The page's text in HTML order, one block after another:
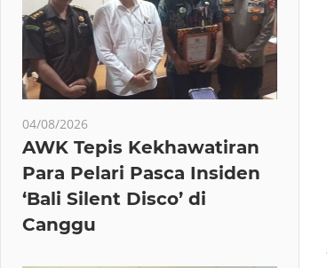
04/08/2026
AWK Tepis Kekhawatiran
Para Pelari Pasca Insiden
‘Bali Silent Disco’ di
Canggu